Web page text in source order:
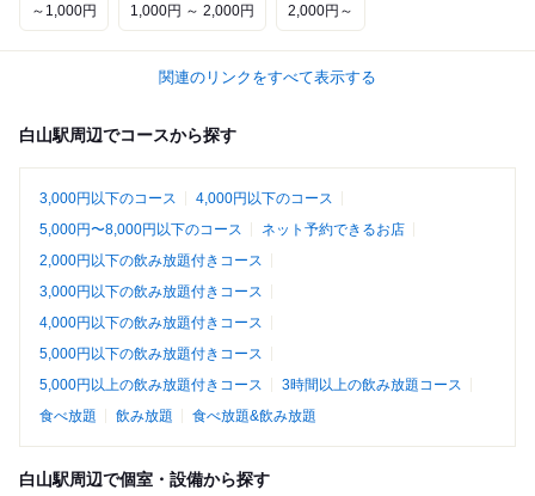
～1,000円 1,000円 ～ 2,000円 2,000円～
関連のリンクをすべて表示する
白山駅周辺でコースから探す
3,000円以下のコース
4,000円以下のコース
5,000円〜8,000円以下のコース
ネット予約できるお店
2,000円以下の飲み放題付きコース
3,000円以下の飲み放題付きコース
4,000円以下の飲み放題付きコース
5,000円以下の飲み放題付きコース
5,000円以上の飲み放題付きコース
3時間以上の飲み放題コース
食べ放題
飲み放題 食べ放題&飲み放題
白山駅周辺で個室・設備から探す